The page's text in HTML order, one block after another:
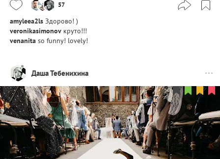
57
amyleea2ls Здорово! )
veronikasimonov круто!!!
venanita so funny! lovely!
Даша Тебенихина